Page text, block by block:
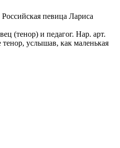
певица Лариса
(тенор) и педагог. Нар. арт.
услышав, как маленькая